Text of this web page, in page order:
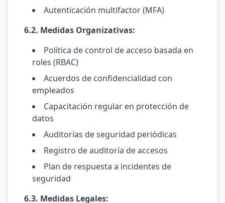
Autenticación multifactor (MFA)
6.2. Medidas Organizativas:
Política de control de acceso basada en
roles (RBAC)
Acuerdos de confidencialidad con
empleados
Capacitación regular en protección de
datos
Auditorías de seguridad periódicas
Registro de auditoría de accesos
Plan de respuesta a incidentes de
seguridad
6.3. Medidas Legales: